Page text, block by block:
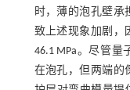
时，薄的泡孔壁承
致上述现象加剧，
46.1 MPa。尽管
在泡孔，但两端的